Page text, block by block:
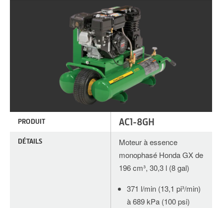
PRODUIT AC1-8GH
DÉTAILS
Moteur à essence
monophasé Honda GX de
196 cm³, 30,3 l (8 gal)
371 l/min (13,1 pi³/min)
à 689 kPa (100 psi)